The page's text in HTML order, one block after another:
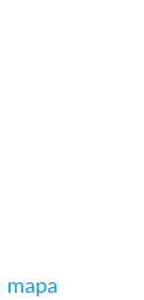
mapa